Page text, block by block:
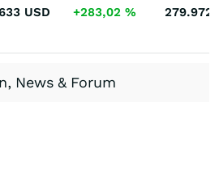
USD +283,02 % 279.972
News & Forum